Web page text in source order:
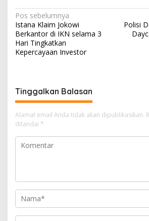
at
s
A
p
e
gr
a
m
e
b
re ar
e
N
a
v
i
a
s
i
p
o
Pos sebelumnya
Istana Klaim Jokowi
Berkantor di IKN selama 3
Hari Tingkatkan
Kepercayaan Investor
Polisi
Tinggalkan Balasan
Alamat email Anda tidak akan dipublikasikan.
ditandai *